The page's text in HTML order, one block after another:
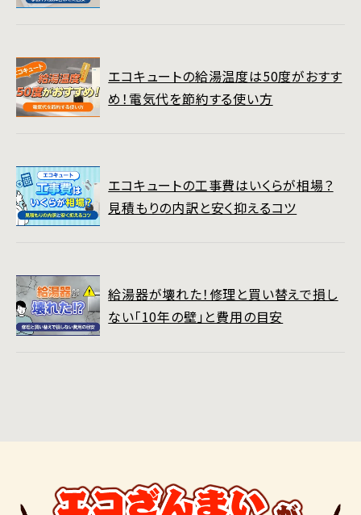
エコキュートの給湯温度は50度がおすす
め！電気代を節約する使い方
エコキュートの工事費はいくらが相場？
見積もりの内訳と安く抑えるコツ
給湯器が壊れた！修理と買い替えで損し
ない「10年の壁」と費用の目安